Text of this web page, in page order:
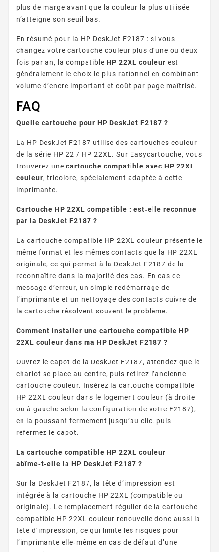
plus de marge avant que la couleur la plus utilisée
n’atteigne son seuil bas.
En résumé pour la HP DeskJet F2187 : si vous
changez votre cartouche couleur plus d’une ou deux
fois par an, la compatible HP 22XL couleur est
généralement le choix le plus rationnel en combinant
volume d’encre important et coût par page maîtrisé.
FAQ
Quelle cartouche pour HP DeskJet F2187 ?
La HP DeskJet F2187 utilise des cartouches couleur
de la série HP 22 / HP 22XL. Sur Easycartouche, vous
trouverez une cartouche compatible avec HP 22XL
couleur, tricolore, spécialement adaptée à cette
imprimante.
Cartouche HP 22XL compatible : est‑elle reconnue
par la DeskJet F2187 ?
La cartouche compatible HP 22XL couleur présente le
même format et les mêmes contacts que la HP 22XL
originale, ce qui permet à la DeskJet F2187 de la
reconnaître dans la majorité des cas. En cas de
message d’erreur, un simple redémarrage de
l’imprimante et un nettoyage des contacts cuivre de
la cartouche résolvent souvent le problème.
Comment installer une cartouche compatible HP
22XL couleur dans ma HP DeskJet F2187 ?
Ouvrez le capot de la DeskJet F2187, attendez que le
chariot se place au centre, puis retirez l’ancienne
cartouche couleur. Insérez la cartouche compatible
HP 22XL couleur dans le logement couleur (à droite
ou à gauche selon la configuration de votre F2187),
en la poussant fermement jusqu’au clic, puis
refermez le capot.
La cartouche compatible HP 22XL couleur
abîme‑t‑elle la HP DeskJet F2187 ?
Sur la DeskJet F2187, la tête d’impression est
intégrée à la cartouche HP 22XL (compatible ou
originale). Le remplacement régulier de la cartouche
compatible HP 22XL couleur renouvelle donc aussi la
tête d’impression, ce qui limite les risques pour
l’imprimante elle‑même en cas de défaut d’une